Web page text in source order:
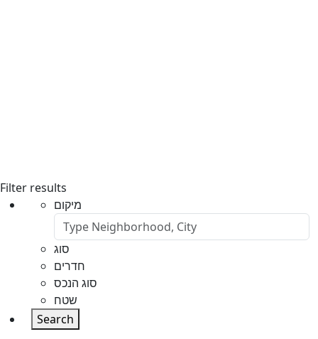
Filter results
מיקום
סוג
חדרים
סוג הנכס
שטח
Search